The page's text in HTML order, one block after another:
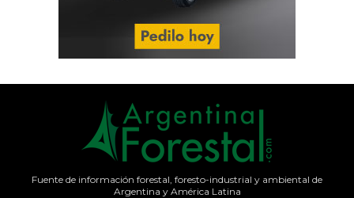
Fuente de información forestal, foresto-industrial y ambiental de
Argentina y América Latina